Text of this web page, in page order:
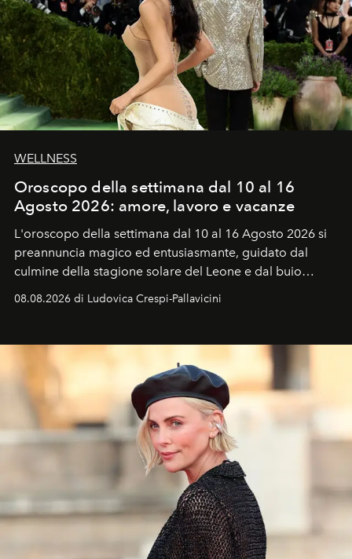
WELLNESS
Oroscopo della settimana dal 10 al 16
Agosto 2026: amore, lavoro e vacanze
L'oroscopo della settimana dal 10 al 16 Agosto 2026 si
preannuncia magico ed entusiasmante, guidato dal
culmine della stagione solare del Leone e dal buio
favorevole della Luna nuova in Leone del 12 agosto,
ideale per la notte delle Perseidi.
08.08.2026 di Ludovica Crespi-Pallavicini